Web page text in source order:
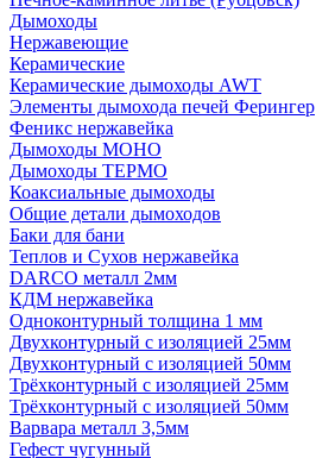
Дымоходы
Нержавеющие
Керамические
Керамические дымоходы AWT
Элементы дымохода печей Ферингер
Феникс нержавейка
Дымоходы МОНО
Дымоходы ТЕРМО
Коаксиальные дымоходы
Общие детали дымоходов
Баки для бани
Теплов и Сухов нержавейка
DARCO металл 2мм
КДМ нержавейка
Одноконтурный толщина 1 мм
Двухконтурный с изоляцией 25мм
Двухконтурный с изоляцией 50мм
Трёхконтурный с изоляцией 25мм
Трёхконтурный с изоляцией 50мм
Варвара металл 3,5мм
Гефест чугунный